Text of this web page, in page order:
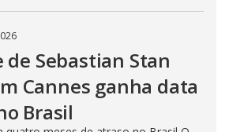
de Sebastian Stan
Cannes ganha data
Brasil